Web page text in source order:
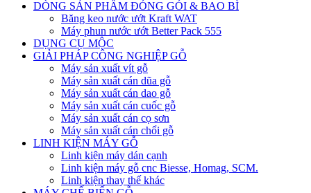
DÒNG SẢN PHẨM ĐÓNG GÓI & BAO BÌ
Băng keo nước ướt Kraft WAT
Máy phun nước ướt Better Pack 555
DỤNG CỤ MỘC
GIẢI PHÁP CÔNG NGHIỆP GỖ
Máy sản xuất vít gỗ
Máy sản xuất cán dũa gỗ
Máy sản xuất cán dao gỗ
Máy sản xuất cán cuốc gỗ
Máy sản xuất cán cọ sơn
Máy sản xuất cán chổi gỗ
LINH KIỆN MÁY GỖ
Linh kiện máy dán cạnh
Linh kiện máy gỗ cnc Biesse, Homag, SCM.
Linh kiện thay thế khác